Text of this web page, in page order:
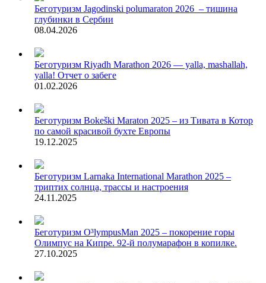
Беготуризм Jagodinski polumaraton 2026 – тишина
глубинки в Сербии
08.04.2026
Беготуризм Riyadh Marathon 2026 — yalla, mashallah,
yalla! Отчет о забеге
01.02.2026
Беготуризм Bokeški Maraton 2025 – из Тивата в Котор
по самой красивой бухте Европы
19.12.2025
Беготуризм Larnaka International Marathon 2025 –
триптих солнца, трассы и настроения
24.11.2025
Беготуризм O³lympusMan 2025 – покорение горы
Олимпус на Кипре. 92-й полумарафон в копилке.
27.10.2025